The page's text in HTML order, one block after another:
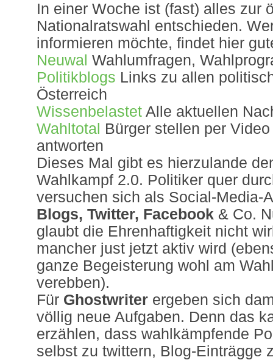
In einer Woche ist (fast) alles zur
Nationalratswahl entschieden.
informieren möchte, findet hier
Neuwal Wahlumfragen,
Politikblogs Links zu allen
Österreich
Wissenbelastet Alle aktuellen
Wahltotal Bürger stellen per
antworten
Dieses Mal gibt es hierzulande
Wahlkampf 2.0. Politiker quer
versuchen sich als Social-Media-
Blogs, Twitter, Facebook & Co.
glaubt die Ehrenhaftigkeit nicht
mancher just jetzt aktiv wird
ganze Begeisterung wohl am
verebben).
Für Ghostwriter ergeben sich
völlig neue Aufgaben. Denn das
erzählen, dass wahlkämpfende
selbst zu twittern, Blog-Einträgge